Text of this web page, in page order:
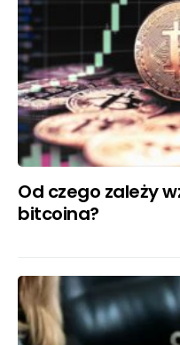
Od czego zależy
bitcoina?